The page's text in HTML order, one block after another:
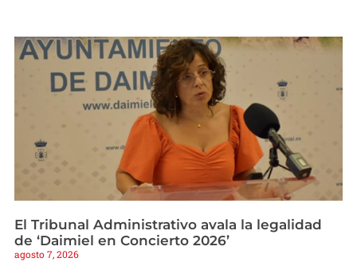
El Tribunal Administrativo avala la legalidad
de ‘Daimiel en Concierto 2026’
agosto 7, 2026